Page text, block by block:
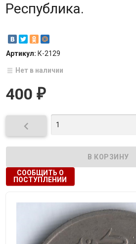
Республика.
Артикул: К-2129
Нет в наличии
400 ₽

СООБЩИТЬ О
ПОСТУПЛЕНИИ